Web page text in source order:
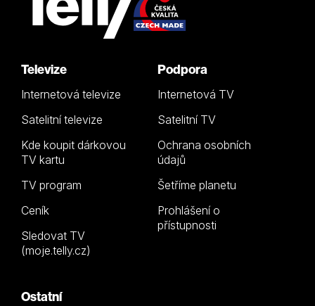
Televize
Internetová televize
Satelitní televize
Kde koupit dárkovou
TV kartu
TV program
Ceník
Sledovat TV
(moje.telly.cz)
Podpora
Internetová TV
Satelitní TV
Ochrana osobních
údajů
Šetříme planetu
Prohlášení o
přístupnosti
Ostatní